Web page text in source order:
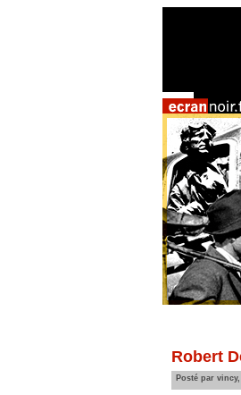
Robert
Posté par